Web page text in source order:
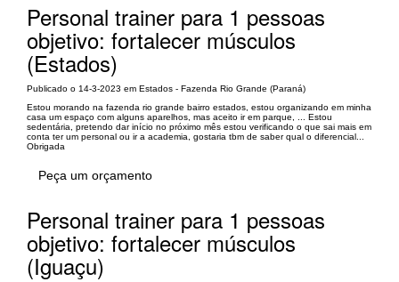
Personal trainer para 1 pessoas
objetivo: fortalecer músculos
(Estados)
Publicado o 14-3-2023 em Estados - Fazenda Rio Grande (Paraná)
Estou morando na fazenda rio grande bairro estados, estou organizando em minha
casa um espaço com alguns aparelhos, mas aceito ir em parque, ... Estou
sedentária, pretendo dar início no próximo mês estou verificando o que sai mais em
conta ter um personal ou ir a academia, gostaria tbm de saber qual o diferencial...
Obrigada
Peça um orçamento
Personal trainer para 1 pessoas
objetivo: fortalecer músculos
(Iguaçu)